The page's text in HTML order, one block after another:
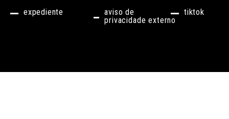
expediente
aviso de
privacidade externo
tiktok